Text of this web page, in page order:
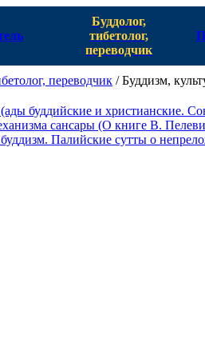
Буддолог,
тибетолог,
переводчик
переводчик /Буддизм,
буддийские и христианские.
сансары (О книге В.
Палийские сутты о